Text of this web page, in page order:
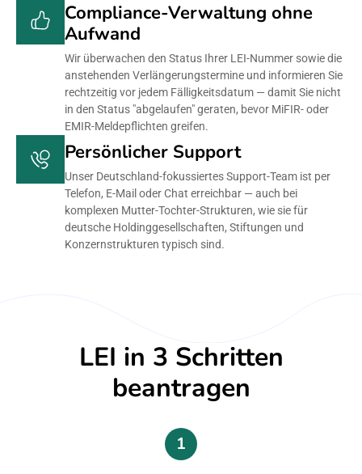
Compliance-Verwaltung ohne
Aufwand
Wir überwachen den Status Ihrer LEI-Nummer sowie die
anstehenden Verlängerungstermine und informieren Sie
rechtzeitig vor jedem Fälligkeitsdatum — damit Sie nicht
in den Status "abgelaufen" geraten, bevor MiFIR- oder
EMIR-Meldepflichten greifen.
Persönlicher Support
Unser Deutschland-fokussiertes Support-Team ist per
Telefon, E-Mail oder Chat erreichbar — auch bei
komplexen Mutter-Tochter-Strukturen, wie sie für
deutsche Holdinggesellschaften, Stiftungen und
Konzernstrukturen typisch sind.
LEI in 3 Schritten
beantragen
1